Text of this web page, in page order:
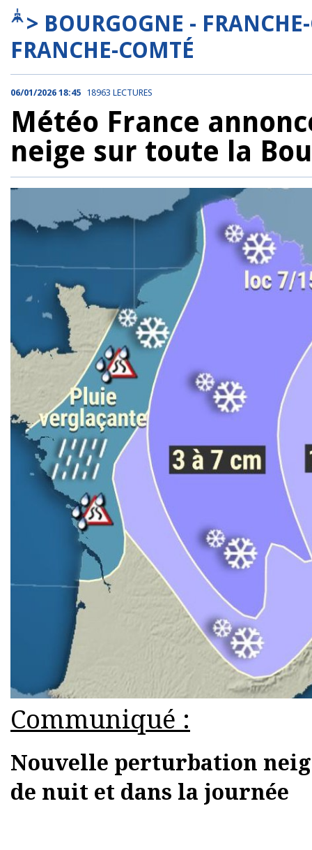
> BOURGOGNE -
FRANCHE-COMTÉ
06/01/2026 18:45 18963 LECTURES
Météo France
neige sur toute la
Communiqué :
Nouvelle perturbation
de nuit et dans la journée